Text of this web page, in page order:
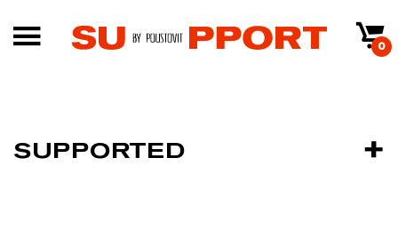
0
SUPPORTED